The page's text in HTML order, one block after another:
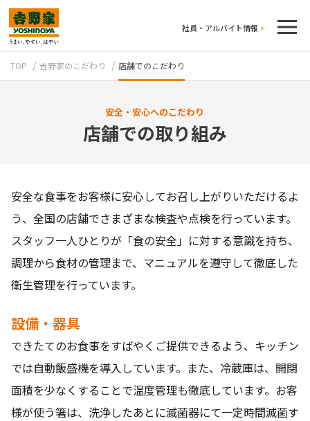
社員・アルバイト情報
TOP 吉野家のこだわり 店舗でのこだわり
安全・安心へのこだわり
店舗での取り組み
安全な食事をお客様に安心してお召し上がりいただけるよ
う、全国の店舗でさまざまな検査や点検を行っています。
スタッフ一人ひとりが「食の安全」に対する意識を持ち、
調理から食材の管理まで、マニュアルを遵守して徹底した
衛生管理を行っています。
設備・器具
できたてのお食事をすばやくご提供できるよう、キッチン
では自動飯盛機を導入しています。また、冷蔵庫は、開閉
面積を少なくすることで温度管理も徹底しています。お客
様が使う箸は、洗浄したあとに滅菌器にて一定時間滅菌す